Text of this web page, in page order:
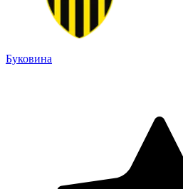
Буковина